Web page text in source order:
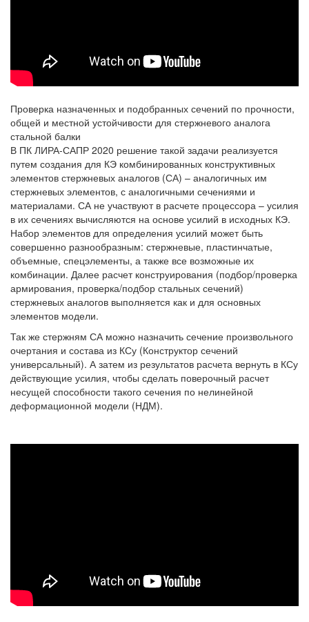
Проверка назначенных и подобранных сечений по прочности,
общей и местной устойчивости для стержневого аналога
стальной балки
В ПК ЛИРА-САПР 2020 решение такой задачи реализуется
путем создания для КЭ комбинированных конструктивных
элементов стержневых аналогов (СА) – аналогичных им
стержневых элементов, с аналогичными сечениями и
материалами. СА не участвуют в расчете процессора – усилия
в их сечениях вычисляются на основе усилий в исходных КЭ.
Набор элементов для определения усилий может быть
совершенно разнообразным: стержневые, пластинчатые,
объемные, спецэлементы, а также все возможные их
комбинации. Далее расчет конструирования (подбор/проверка
армирования, проверка/подбор стальных сечений)
стержневых аналогов выполняется как и для основных
элементов модели.
Так же стержням СА можно назначить сечение произвольного
очертания и состава из КСу (Конструктор сечений
универсальный). А затем из результатов расчета вернуть в КСу
действующие усилия, чтобы сделать поверочный расчет
несущей способности такого сечения по нелинейной
деформационной модели (НДМ).